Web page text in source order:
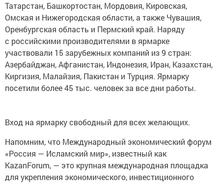
Татарстан, Башкортостан, Мордовия, Кировская,
Омская и Нижегородская области, а также Чувашия,
Оренбургская область и Пермский край. Наряду
с российскими производителями в ярмарке
участвовали 15 зарубежных компаний из 9 стран:
Азербайджан, Афганистан, Индонезия, Иран, Казахстан,
Киргизия, Малайзия, Пакистан и Турция. Ярмарку
посетили более 45 тыс. человек за все дни работы.
Вход на ярмарку свободный для всех желающих.
Напомним, что Международный экономический форум
«Россия — Исламский мир», известный как
KazanForum, — это крупная международная площадка
для укрепления экономического, инвестиционного